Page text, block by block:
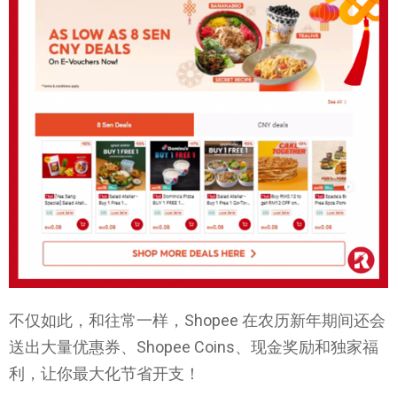
不仅如此，和往常一样，Shopee 在农历新年期间还会
送出大量优惠券、Shopee Coins、现金奖励和独家福
利，让你最大化节省开支！